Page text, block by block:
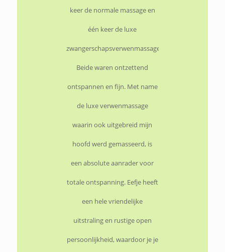
keer de normale massage en
één keer de luxe
zwangerschapsverwenmassage.
Beide waren ontzettend
ontspannen en fijn. Met name
de luxe verwenmassage
waarin ook uitgebreid mijn
hoofd werd gemasseerd, is
een absolute aanrader voor
totale ontspanning. Eefje heeft
een hele vriendelijke
uitstraling en rustige open
persoonlijkheid, waardoor je je